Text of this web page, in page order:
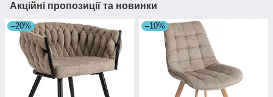
Акційні пропозиції та новинки
–20% –10%